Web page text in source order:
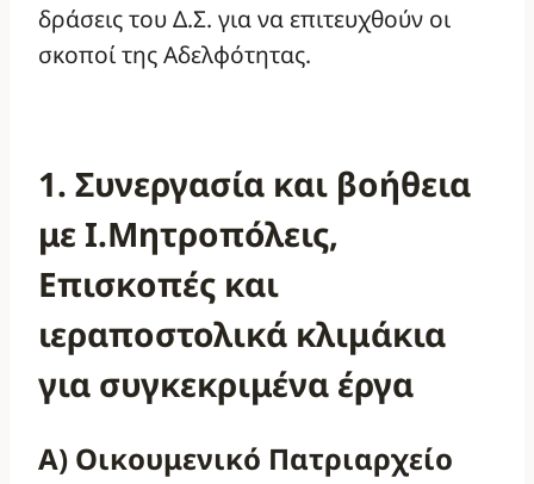
δράσεις του Δ.Σ. για να επιτευχθούν οι
σκοποί της Αδελφότητας.
1. Συνεργασία και βοήθεια
με Ι.Μητροπόλεις,
Επισκοπές και
ιεραποστολικά κλιμάκια
για συγκεκριμένα έργα
Α) Οικουμενικό Πατριαρχείο